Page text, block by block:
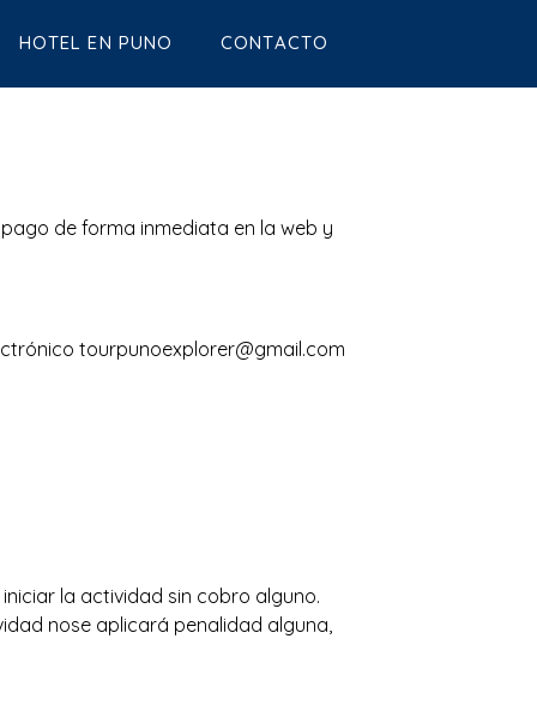
HOTEL EN PUNO CONTACTO
de forma inmediata en la web y
tourpunoexplorer@gmail.com
la actividad sin cobro alguno.
nose aplicará penalidad alguna,